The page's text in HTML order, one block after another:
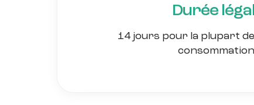
Durée
14 jours pour la plupart